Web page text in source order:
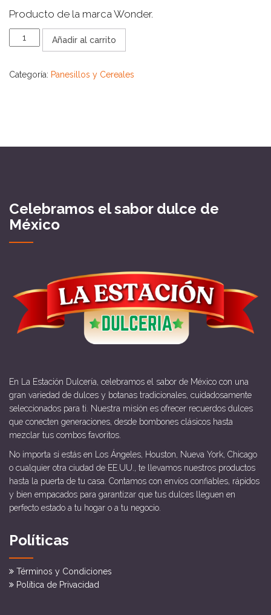
Producto de la marca Wonder.
COMBO
CHOCOTORRO
cantidad
Añadir al carrito
Categoría: Panesillos y Cereales
Celebramos el sabor dulce de
México
En La Estación Dulcería, celebramos el sabor de México con una
gran variedad de dulces y botanas tradicionales, cuidadosamente
seleccionados para ti. Nuestra misión es ofrecer recuerdos dulces
que conecten generaciones, desde bombones clásicos hasta
mezclar tus combos favoritos.
No importa si estás en Los Ángeles, Houston, Nueva York, Chicago
o cualquier otra ciudad de EE.UU., te llevamos nuestros productos
hasta la puerta de tu casa. Contamos con envíos confiables, rápidos
y bien empacados para garantizar que tus dulces lleguen en
perfecto estado a tu hogar o a tu negocio.
Políticas
Términos y Condiciones
Política de Privacidad